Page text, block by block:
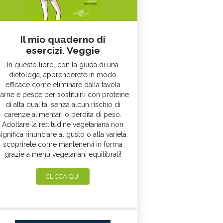
Il mio quaderno di
esercizi. Veggie
In questo libro, con la guida di una
dietologa, apprenderete in modo
efficace come eliminare dalla tavola
e pesce per sostituirli con proteine
di alta qualità, senza alcun rischio di
carenze alimentari o perdita di peso.
Adottare la rettitudine vegetariana non
rinunciare al gusto o alla varietà:
scoprirete come mantenervi in forma
grazie a menu vegetariani equilibrati!
CLICCA QUI